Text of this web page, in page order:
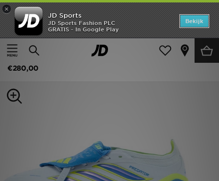
×
JD Sports
JD Sports Fashion PLC
GRATIS - In Google Play
Bekijk
Thuis
Heren Herenschoenen Voetbalschoenen
adidas Predator Elite Fold-Over Tongue FG
€280,00
Home
Offers
Dames
Voetbal